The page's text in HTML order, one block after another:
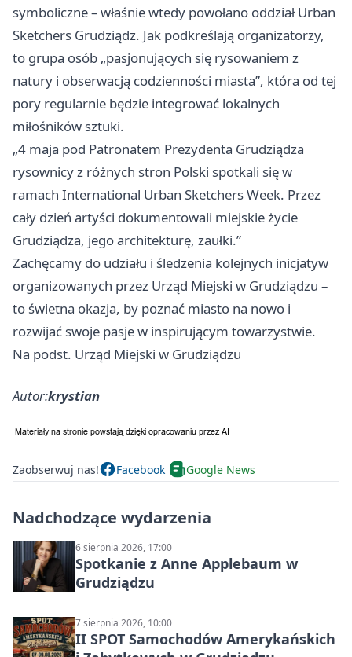
symboliczne – właśnie wtedy powołano oddział Urban
Sketchers Grudziądz. Jak podkreślają organizatorzy,
to grupa osób „pasjonujących się rysowaniem z
natury i obserwacją codzienności miasta”, która od tej
pory regularnie będzie integrować lokalnych
miłośników sztuki.
„4 maja pod Patronatem Prezydenta Grudziądza
rysownicy z różnych stron Polski spotkali się w
ramach International Urban Sketchers Week. Przez
cały dzień artyści dokumentowali miejskie życie
Grudziądza, jego architekturę, zaułki.”
Zachęcamy do udziału i śledzenia kolejnych inicjatyw
organizowanych przez Urząd Miejski w Grudziądzu –
to świetna okazja, by poznać miasto na nowo i
rozwijać swoje pasje w inspirującym towarzystwie.
Na podst. Urząd Miejski w Grudziądzu
Autor:krystian
Zaobserwuj nas! Facebook Google News
Nadchodzące wydarzenia
6 sierpnia 2026, 17:00
Spotkanie z Anne Applebaum w
Grudziądzu
7 sierpnia 2026, 10:00
II SPOT Samochodów Amerykańskich